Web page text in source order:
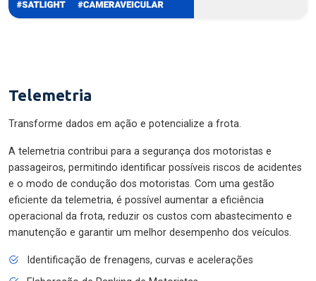
Telemetria
Transforme dados em ação e potencialize a frota.
A telemetria contribui para a segurança dos motoristas e
passageiros, permitindo identificar possíveis riscos de acidentes
e o modo de condução dos motoristas. Com uma gestão
eficiente da telemetria, é possível aumentar a eficiência
operacional da frota, reduzir os custos com abastecimento e
manutenção e garantir um melhor desempenho dos veículos.
Identificação de frenagens, curvas e acelerações